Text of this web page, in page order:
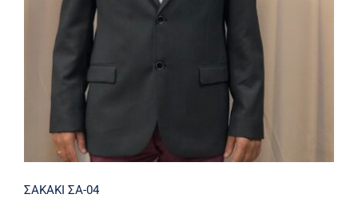
ΣΑΚΑΚΙ ΣΑ-04